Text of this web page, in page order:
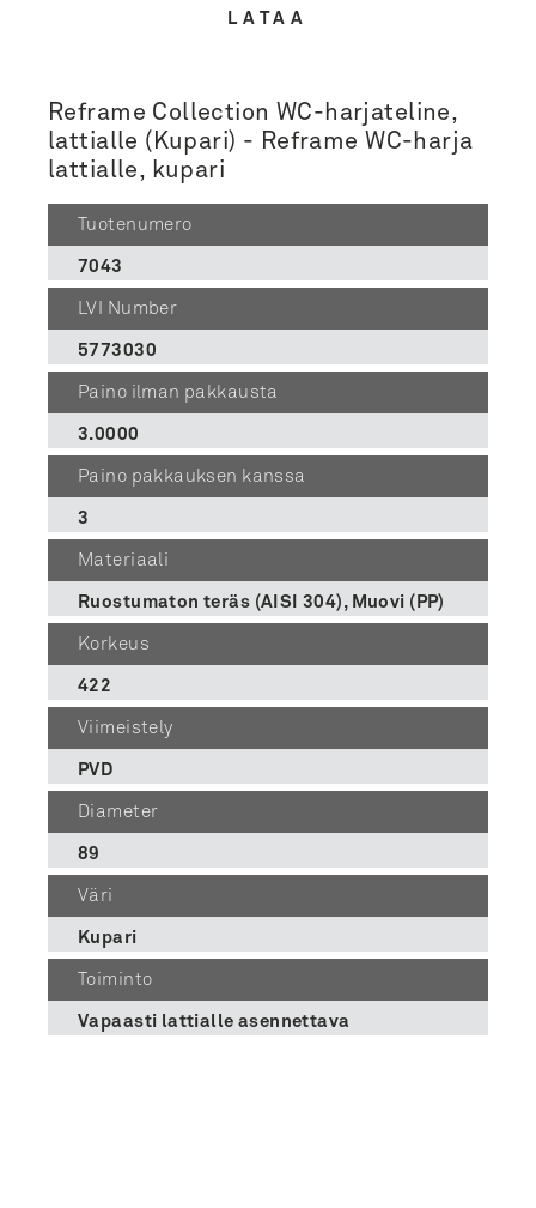
LATAA
Reframe Collection WC-harjateline,
lattialle (Kupari) - Reframe WC-harja
lattialle, kupari
Tuotenumero
7043
LVI Number
5773030
Paino ilman pakkausta
3.0000
Paino pakkauksen kanssa
3
Materiaali
Ruostumaton teräs (AISI 304), Muovi (PP)
Korkeus
422
Viimeistely
PVD
Diameter
89
Väri
Kupari
Toiminto
Vapaasti lattialle asennettava